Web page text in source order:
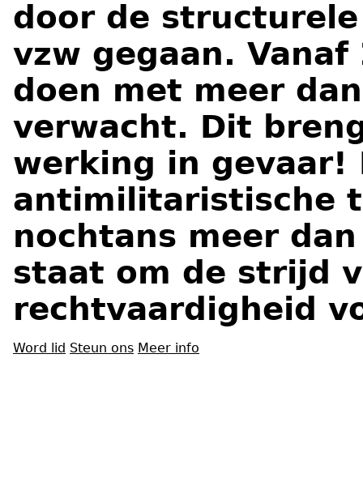
door de
vzw gegaan.
doen met meer
verwacht. Dit
werking in gevaar!
antimilitaristische
nochtans meer
staat om de strijd
rechtvaardigheid
Word lid Steun ons Meer info